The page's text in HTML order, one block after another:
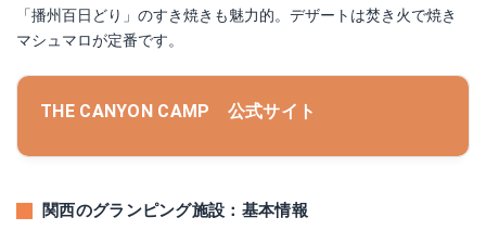
「播州百日どり」のすき焼きも魅力的。デザートは焚き火で焼き
マシュマロが定番です。
THE CANYON CAMP 公式サイト
関西のグランピング施設：基本情報